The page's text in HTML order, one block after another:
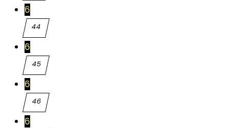
6
44
44
6
45
45
6
46
46
6